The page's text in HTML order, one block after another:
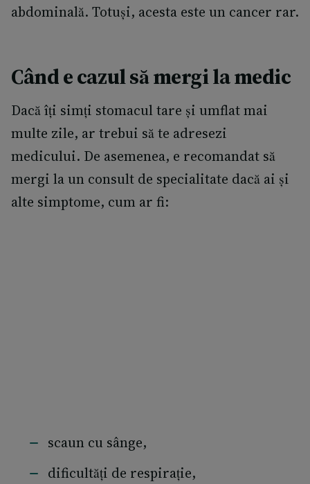
abdominală. Totuși, acesta este un cancer rar.
Când e cazul să mergi la medic
Dacă îți simți stomacul tare și umflat mai
multe zile, ar trebui să te adresezi
medicului. De asemenea, e recomandat să
mergi la un consult de specialitate dacă ai și
alte simptome, cum ar fi:
scaun cu sânge,
dificultăți de respirație,